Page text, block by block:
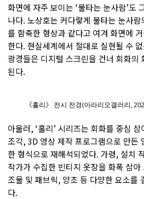
화면에 자주 보이는 ‘불타는 눈사람’도
나다. 노상호는 커다랗게 불타는 눈사
를 함축한 형상과 같다고 여겨 화면에
한다. 현실세계에서 절대로 실현될 수
광경들은 디지털 스크린을 건너 회화의
된다.
《홀리》 전시 전경(아라리오갤러리,
아울러, ‘홀리’ 시리즈는 회화를 중심
조각, 3D 영상 제작 프로그램으로 만든
한 형식으로 재해석되었다. 가령, 설치
작가가 수집한 빈티지 옷장을 화폭 삼
조물 및 패브릭, 양초 등 다양한 요소를
다.